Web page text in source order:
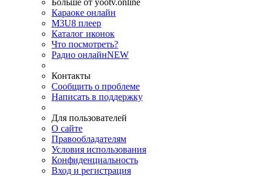
Больше от yootv.online
Караоке онлайн
M3U8 плеер
Каталог иконок
Что посмотреть?
Радио онлайнNEW
Контакты
Сообщить о проблеме
Написать в поддержку
Для пользователей
О сайте
Правообладателям
Условия использования
Конфиденциальность
Вход и регистрация